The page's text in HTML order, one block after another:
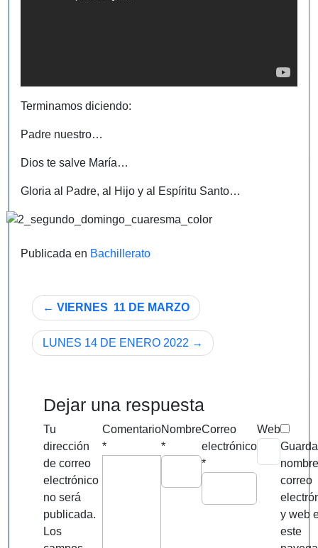
Terminamos diciendo:
Padre nuestro…
Dios te salve María…
Gloria al Padre, al Hijo y al Espíritu Santo…
Publicada en Bachillerato
Navegación
de
entradas
VIERNES 11 DE MARZO
LUNES 14 DE ENERO 2022
Dejar una respuesta
Tu
dirección
de correo
electrónico
no será
publicada.
Los
Comentario
*
Nombre
*
Correo
electrónico
*
Web
correo
y web
este